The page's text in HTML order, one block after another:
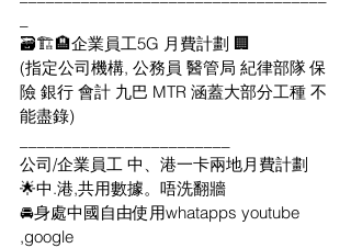
🗃🏗🏨企業員工5G 月費計劃 🏢
(指定公司機構, 公務員 醫管局 紀律部隊 保
險 銀行 會計 九巴 MTR 涵蓋大部分工種 不
能盡錄)
公司/企業員工 中、港一卡兩地月費計劃
🌟中.港,共用數據。唔洗翻牆
🚘身處中國自由使用whatapps youtube
,google